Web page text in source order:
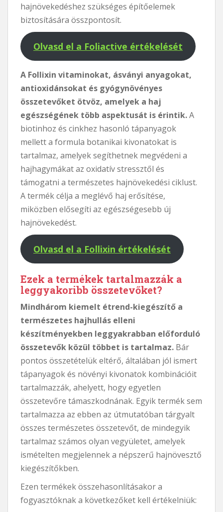
hajnövekedéshez szükséges építőelemek
biztosítására összpontosít.
Olvasd el a Foliactive értékelését
A Follixin vitaminokat, ásványi anyagokat,
antioxidánsokat és gyógynövényes
összetevőket ötvöz, amelyek a haj
egészségének több aspektusát is érintik.A
biotinhoz és cinkhez hasonló tápanyagok
mellett a formula botanikai kivonatokat is
tartalmaz, amelyek segíthetnek megvédeni a
hajhagymákat az oxidatív stressztől és
támogatni a természetes hajnövekedési ciklust.
A termék célja a meglévő haj erősítése,
miközben elősegíti az egészségesebb új
hajnövekedést.
Olvasd el a Follixin értékelését
Ezek a termékek tartalmazzák a
leggyakoribb összetevőket?
Mindhárom kiemelt étrend-kiegészítő a
természetes hajhullás elleni
készítményekben leggyakrabban előforduló
összetevők közül többet is tartalmaz. Bár
pontos összetételük eltérő, általában jól ismert
tápanyagok és növényi kivonatok kombinációit
tartalmazzák, ahelyett, hogy egyetlen
összetevőre támaszkodnának. Egyik termék sem
tartalmazza az ebben az útmutatóban tárgyalt
összes természetes összetevőt, de mindegyik
tartalmaz számos olyan vegyületet, amelyek
ismételten megjelennek a népszerű hajnövesztő
kiegészítőkben.
Ezen termékek összehasonlításakor a
fogyasztóknak a következőket kell értékelniük: